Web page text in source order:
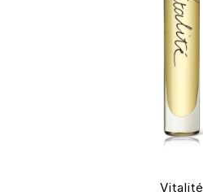
Vitalité